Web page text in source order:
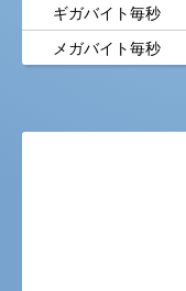
ギガバイト毎秒
メガバイト毎秒